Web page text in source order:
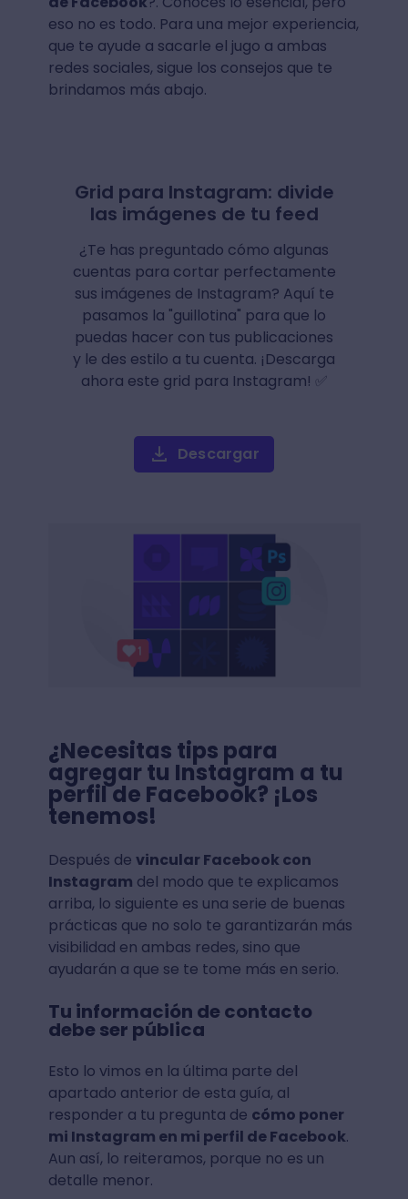
eso no es todo. Para una mejor experiencia,
que te ayude a sacarle el jugo a ambas
redes sociales, sigue los consejos que te
brindamos más abajo.
Grid para Instagram: divide
las imágenes de tu feed
¿Te has preguntado cómo algunas
cuentas para cortar perfectamente
sus imágenes de Instagram? Aquí te
pasamos la "guillotina" para que lo
puedas hacer con tus publicaciones
y le des estilo a tu cuenta. ¡Descarga
ahora este grid para Instagram! ✅
Descargar
¿Necesitas tips para
agregar tu Instagram a tu
perfil de Facebook? ¡Los
tenemos!
Después de vincular Facebook con
Instagram del modo que te explicamos
arriba, lo siguiente es una serie de buenas
prácticas que no solo te garantizarán más
visibilidad en ambas redes, sino que
ayudarán a que se te tome más en serio.
Tu información de contacto
debe ser pública
Esto lo vimos en la última parte del
apartado anterior de esta guía, al
responder a tu pregunta de cómo poner
mi Instagram en mi perfil de Facebook.
Aun así, lo reiteramos, porque no es un
detalle menor.